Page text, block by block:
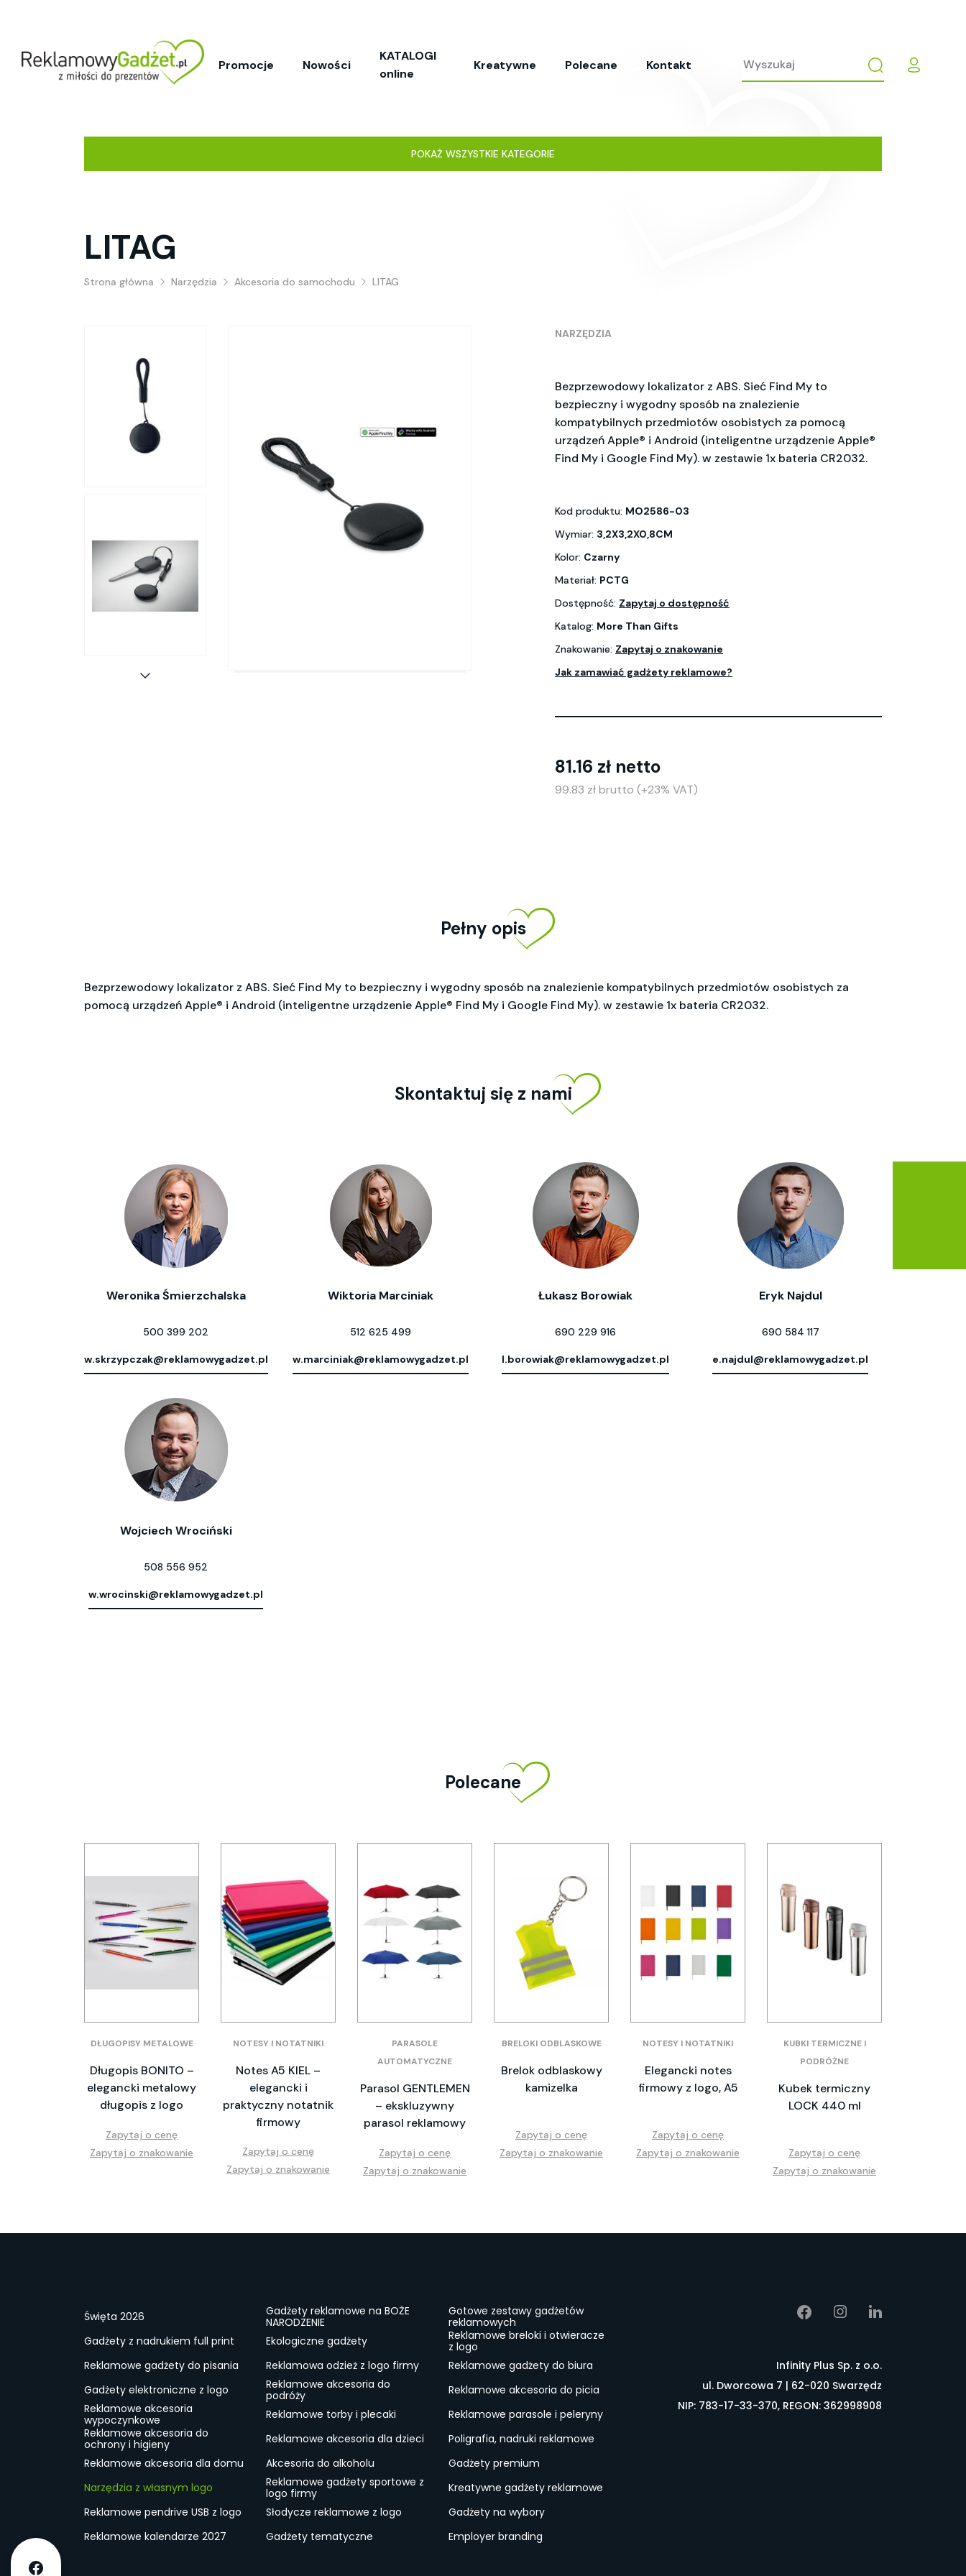
Promocje Nowości
KATALOGI
online
Kreatywne Polecane Kontakt
POKAŻ WSZYSTKIE KATEGORIE
LITAG
Strona główna Narzędzia Akcesoria do samochodu LITAG
NARZĘDZIA
Bezprzewodowy lokalizator z ABS. Sieć Find My to
bezpieczny i wygodny sposób na znalezienie
kompatybilnych przedmiotów osobistych za pomocą
urządzeń Apple® i Android (inteligentne urządzenie Apple®
Find My i Google Find My). w zestawie 1x bateria CR2032.
Kod produktu: MO2586-03
Wymiar: 3,2X3,2X0,8CM
Kolor: Czarny
Materiał: PCTG
Dostępność: Zapytaj o dostępność
Katalog: More Than Gifts
Znakowanie: Zapytaj o znakowanie
Jak zamawiać gadżety reklamowe?
81.16 zł netto
99.83 zł brutto (+23% VAT)
Pełny opis
Bezprzewodowy lokalizator z ABS. Sieć Find My to bezpieczny i wygodny sposób na znalezienie kompatybilnych przedmiotów osobistych za
pomocą urządzeń Apple® i Android (inteligentne urządzenie Apple® Find My i Google Find My). w zestawie 1x bateria CR2032.
Skontaktuj się z nami
Weronika Śmierzchalska
500 399 202
w.skrzypczak@reklamowygadzet.pl
Wiktoria Marciniak
512 625 499
w.marciniak@reklamowygadzet.pl
Łukasz Borowiak
690 229 916
l.borowiak@reklamowygadzet.pl
Eryk Najdul
690 584 117
e.najdul@reklamowygadzet.pl
Wojciech Wrociński
508 556 952
w.wrocinski@reklamowygadzet.pl
Polecane
DŁUGOPISY METALOWE
Długopis BONITO –
elegancki metalowy
długopis z logo
Zapytaj o cenę
Zapytaj o znakowanie
NOTESY I NOTATNIKI
Notes A5 KIEL –
elegancki i
praktyczny notatnik
firmowy
Zapytaj o cenę
Zapytaj o znakowanie
PARASOLE
AUTOMATYCZNE
Parasol GENTLEMEN
– ekskluzywny
parasol reklamowy
Zapytaj o cenę
Zapytaj o znakowanie
BRELOKI ODBLASKOWE
Brelok odblaskowy
kamizelka
Zapytaj o cenę
Zapytaj o znakowanie
NOTESY I NOTATNIKI
Elegancki notes
firmowy z logo, A5
Zapytaj o cenę
Zapytaj o znakowanie
KUBKI TERMICZNE I
PODRÓŻNE
Kubek termiczny
LOCK 440 ml
Zapytaj o cenę
Zapytaj o znakowanie
Święta 2026
Gadżety reklamowe na BOŻE
NARODZENIE
Gotowe zestawy gadżetów
reklamowych
Gadżety z nadrukiem full print
Ekologiczne gadżety
Reklamowe breloki i otwieracze
z logo
Reklamowe gadżety do pisania
Reklamowa odzież z logo firmy
Reklamowe gadżety do biura
Gadżety elektroniczne z logo
Reklamowe akcesoria do
podróży
Reklamowe akcesoria do picia
Reklamowe akcesoria
wypoczynkowe
Reklamowe torby i plecaki
Reklamowe parasole i peleryny
Reklamowe akcesoria do
ochrony i higieny
Reklamowe akcesoria dla dzieci
Poligrafia, nadruki reklamowe
Reklamowe akcesoria dla domu
Akcesoria do alkoholu
Gadżety premium
Narzędzia z własnym logo
Reklamowe gadżety sportowe z
logo firmy
Kreatywne gadżety reklamowe
Reklamowe pendrive USB z logo
Słodycze reklamowe z logo
Gadżety na wybory
Reklamowe kalendarze 2027
Gadżety tematyczne Employer branding
Infinity Plus Sp. z o.o.
ul. Dworcowa 7 | 62-020 Swarzędz
NIP: 783-17-33-370, REGON: 362998908